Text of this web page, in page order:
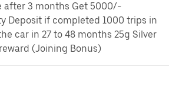
after 3 months Get 5000/-
Deposit if completed 1000 trips in
car in 27 to 48 months 25g Silver
(Joining Bonus)